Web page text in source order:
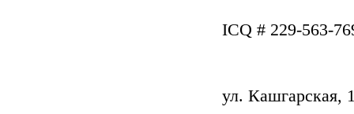
ICQ # 229-563-
ул. Кашгарская,